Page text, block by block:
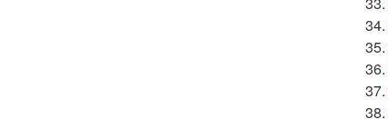
34.
35.
36.
37.
38.